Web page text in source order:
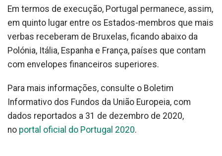
Em termos de execução, Portugal permanece, assim,
em quinto lugar entre os Estados-membros que mais
verbas receberam de Bruxelas, ficando abaixo da
Polónia, Itália, Espanha e França, países que contam
com envelopes financeiros superiores.
Para mais informações, consulte o Boletim
Informativo dos Fundos da União Europeia, com
dados reportados a 31 de dezembro de 2020,
no portal oficial do Portugal 2020.